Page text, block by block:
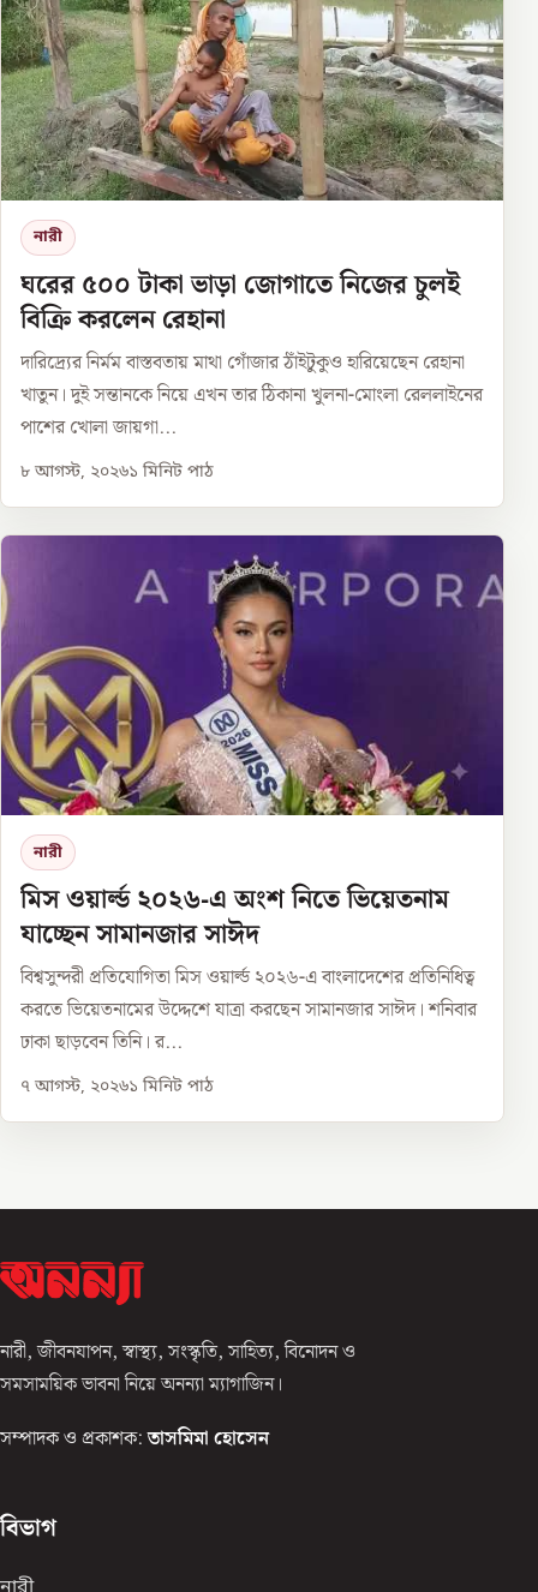
নারী
ঘরের ৫০০ টাকা ভাড়া জোগাতে নিজের চুলই
বিক্রি করলেন রেহানা
দারিদ্র্যের নির্মম বাস্তবতায় মাথা গোঁজার ঠাঁইটুকুও হারিয়েছেন রেহানা
খাতুন। দুই সন্তানকে নিয়ে এখন তার ঠিকানা খুলনা-মোংলা রেললাইনের
পাশের খোলা জায়গা...
৮ আগস্ট, ২০২৬১ মিনিট পাঠ
নারী
মিস ওয়ার্ল্ড ২০২৬-এ অংশ নিতে ভিয়েতনাম
যাচ্ছেন সামানজার সাঈদ
বিশ্বসুন্দরী প্রতিযোগিতা মিস ওয়ার্ল্ড ২০২৬-এ বাংলাদেশের প্রতিনিধিত্ব
করতে ভিয়েতনামের উদ্দেশে যাত্রা করছেন সামানজার সাঈদ। শনিবার
ঢাকা ছাড়বেন তিনি। র...
৭ আগস্ট, ২০২৬১ মিনিট পাঠ
নারী, জীবনযাপন, স্বাস্থ্য, সংস্কৃতি, সাহিত্য, বিনোদন ও
সমসাময়িক ভাবনা নিয়ে অনন্যা ম্যাগাজিন।
সম্পাদক ও প্রকাশক: তাসমিমা হোসেন
বিভাগ